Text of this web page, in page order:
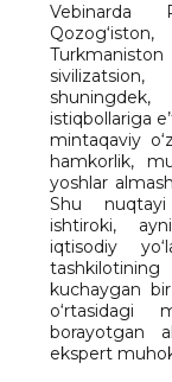
Vebinarda
istiqbollariga
mintaqaviy
hamkorlik,
yoshlar
Shu
ishtiroki,
iqtisodiy
tashkilotining
kuchaygan
o‘rtasidagi
borayotgan
ekspert